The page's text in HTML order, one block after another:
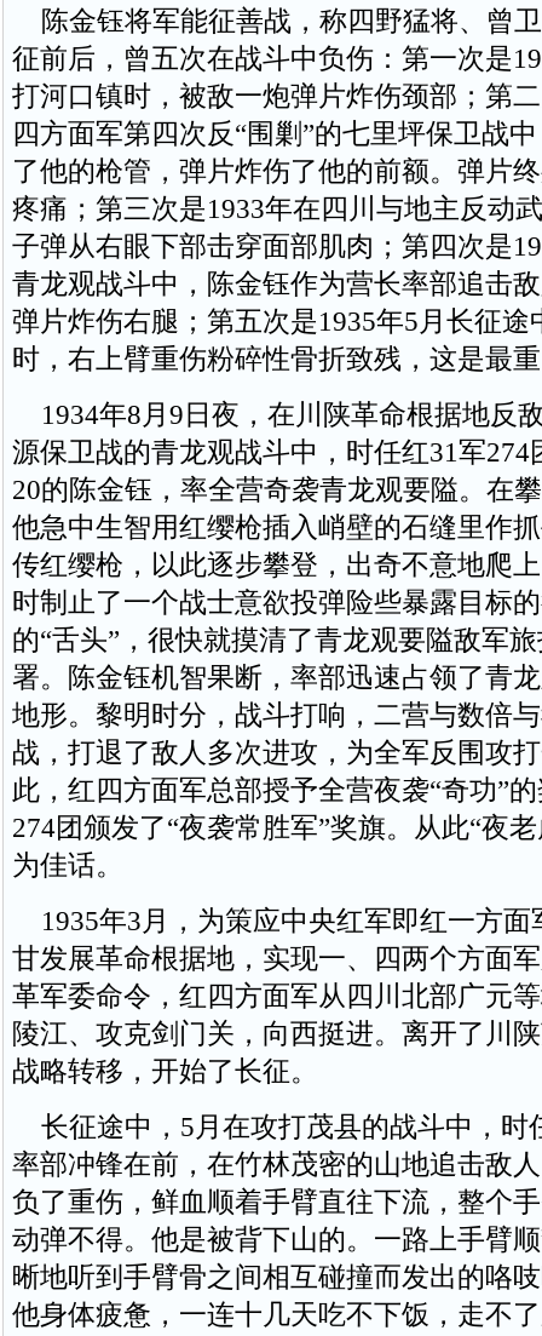
陈金钰将军能征善战，称四野猛将、曾
征前后，曾五次在战斗中负伤：第一次是
打河口镇时，被敌一炮弹片炸伤颈部；第
四方面军第四次反“围剿”的七里坪保卫战
了他的枪管，弹片炸伤了他的前额。弹片
疼痛；第三次是1933年在四川与地主反动
子弹从右眼下部击穿面部肌肉；第四次是
青龙观战斗中，陈金钰作为营长率部追击
弹片炸伤右腿；第五次是1935年5月长征途
时，右上臂重伤粉碎性骨折致残，这是最
1934年8月9日夜，在川陕革命根据地反
源保卫战的青龙观战斗中，时任红31军274
20的陈金钰，率全营奇袭青龙观要隘。在
他急中生智用红缨枪插入峭壁的石缝里作
传红缨枪，以此逐步攀登，出奇不意地爬
时制止了一个战士意欲投弹险些暴露目标
的“舌头”，很快就摸清了青龙观要隘敌军
署。陈金钰机智果断，率部迅速占领了青
地形。黎明时分，战斗打响，二营与数倍
战，打退了敌人多次进攻，为全军反围攻
此，红四方面军总部授予全营夜袭“奇功”
274团颁发了“夜袭常胜军”奖旗。从此“夜
为佳话。
1935年3月，为策应中央红军即红一方面
甘发展革命根据地，实现一、四两个方面
革军委命令，红四方面军从四川北部广元
陵江、攻克剑门关，向西挺进。离开了川
战略转移，开始了长征。
长征途中，5月在攻打茂县的战斗中，时
率部冲锋在前，在竹林茂密的山地追击敌
负了重伤，鲜血顺着手臂直往下流，整个
动弹不得。他是被背下山的。一路上手臂
晰地听到手臂骨之间相互碰撞而发出的咯
他身体疲惫，一连十几天吃不下饭，走不